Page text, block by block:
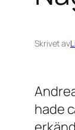
Skrivet av
hade